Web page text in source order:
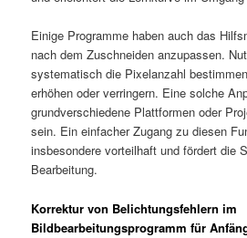
Einige Programme haben auch das
nach dem Zuschneiden anzupassen.
systematisch die Pixelanzahl
erhöhen oder verringern. Eine solche
grundverschiedene Plattformen oder
sein. Ein einfacher Zugang zu diesen
insbesondere vorteilhaft und fördert die
Bearbeitung.
Korrektur von Belichtungsfehlern im
Bildbearbeitungsprogramm für